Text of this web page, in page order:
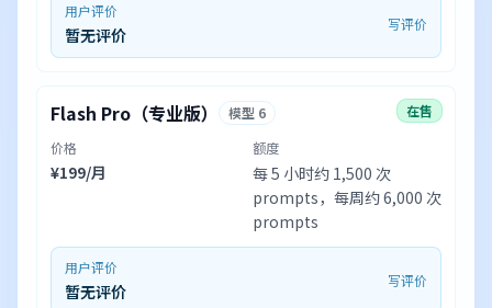
用户评价
暂无评价
写评价
Flash Pro（专业版） 模型 6
在售
价格
¥199/月
额度
每 5 小时约 1,500 次
prompts，每周约 6,000 次
prompts
用户评价
暂无评价
写评价